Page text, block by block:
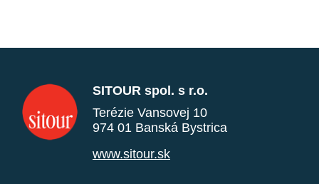
SITOUR spol. s r.o.
Terézie Vansovej 10
974 01 Banská Bystrica
www.sitour.sk